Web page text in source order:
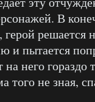
В
решается
и пытается
на него
того не зная,